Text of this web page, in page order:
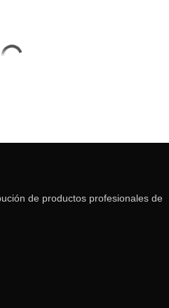
de productos profesionales de